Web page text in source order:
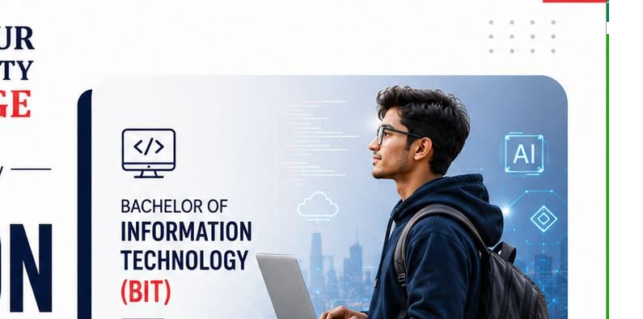
शुक्रबार साँझदेखि समस्या देखिएको छ ।
आफैँ लगआउट हुने तथा सन्देश आदानप्रदानमा